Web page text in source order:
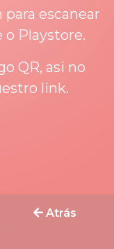
para escanear
o Playstore.
QR, asi no
link.
Atrás